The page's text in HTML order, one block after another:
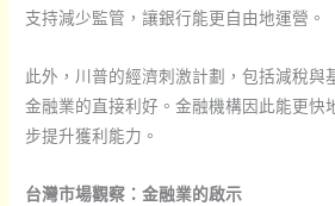
支持減少監管，讓銀行能更自由地運營。
此外，川普的經濟刺激計劃，包括減稅與
金融業的直接利好。金融機構因此能更快
步提升獲利能力。
台灣市場觀察：金融業的啟示